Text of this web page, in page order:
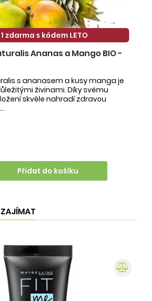
1 zdarma s kódem LETO
Ananas a Mango BIO -
s ananasem a kusy manga je
živinami. Díky svému
skvěle nahradí zdravou
Přidat do košíku